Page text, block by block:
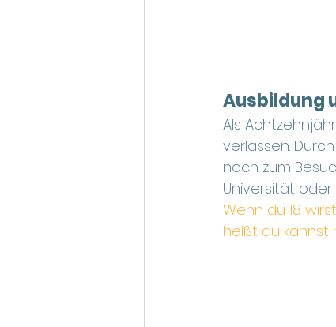
Ausbildung
Als
verlassen.
noch zum
Universität
Wenn du 18
heißt du kannst